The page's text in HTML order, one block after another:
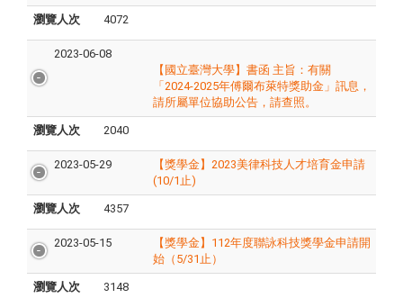
瀏覽人次 4072
2023-06-08
【國立臺灣大學】書函 主旨：有關
「2024-2025年傅爾布萊特獎助金」訊息，
請所屬單位協助公告，請查照。
瀏覽人次 2040
2023-05-29
【獎學金】2023美律科技人才培育金申請
(10/1止)
瀏覽人次 4357
2023-05-15
【獎學金】112年度聯詠科技獎學金申請開
始（5/31止）
瀏覽人次 3148